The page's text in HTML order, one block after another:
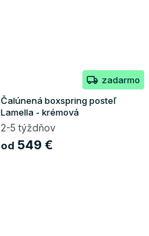
zadarmo
Čalúnená boxspring posteľ
Lamella - krémová
2-5 týždňov
od 549 €